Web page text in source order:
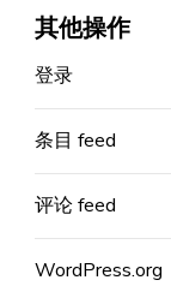
其他操作
登录
条目 feed
评论 feed
WordPress.org